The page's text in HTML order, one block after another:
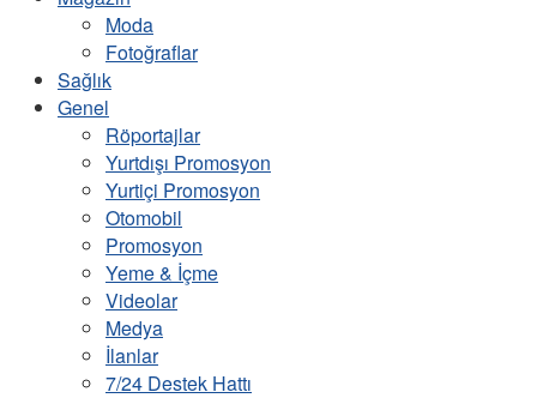
Moda
Fotoğraflar
Sağlık
Genel
Röportajlar
Yurtdışı Promosyon
Yurtiçi Promosyon
Otomobil
Promosyon
Yeme & İçme
Videolar
Medya
İlanlar
7/24 Destek Hattı